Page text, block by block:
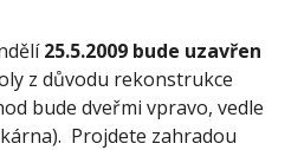
25.5.2009 bude uzavřen
z důvodu rekonstrukce
bude dveřmi vpravo, vedle
Projdete zahradou